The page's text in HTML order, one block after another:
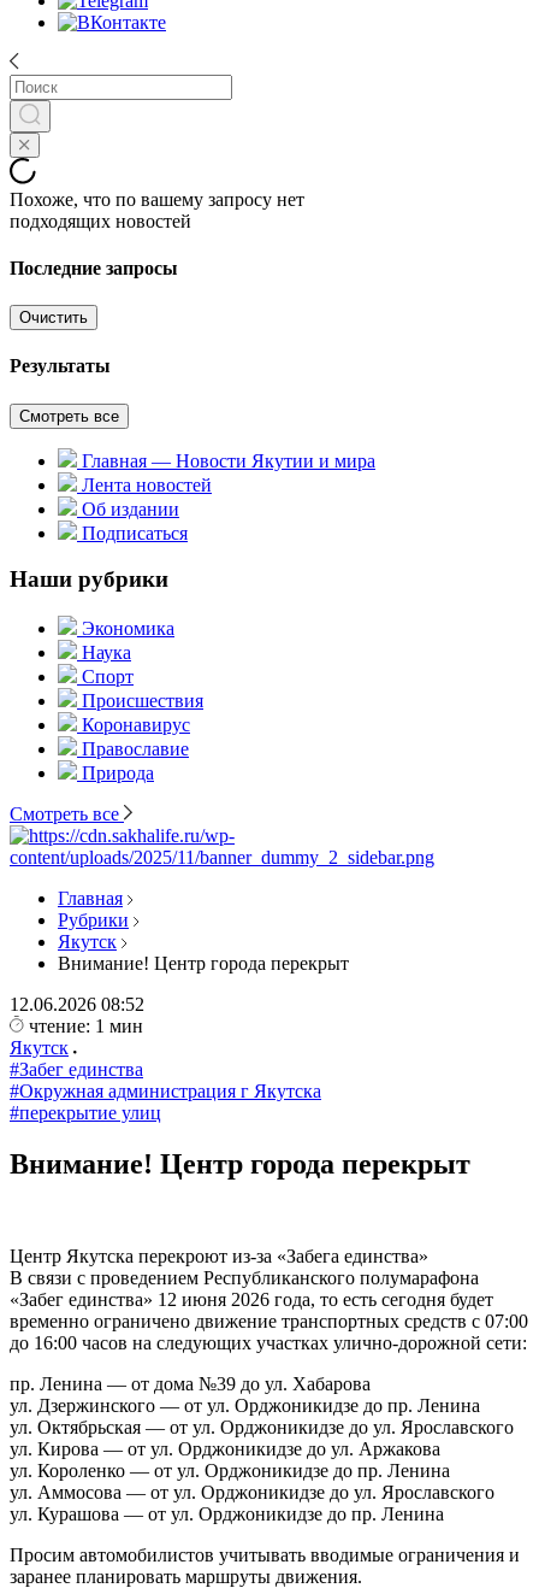
Похоже, что по вашему запросу нет
подходящих новостей
Последние запросы
Очистить
Результаты
Смотреть все
Главная — Новости Якутии и мира
Лента новостей
Об издании
Подписаться
Наши рубрики
Экономика
Наука
Спорт
Происшествия
Коронавирус
Православие
Природа
Смотреть все
Главная
Рубрики
Якутск
Внимание! Центр города перекрыт
12.06.2026 08:52
чтение: 1 мин
Якутск
#Забег единства
#Окружная администрация г Якутска
#перекрытие улиц
Внимание! Центр города перекрыт
Центр Якутска перекроют из-за «Забега единства»
В связи с проведением Республиканского полумарафона
«Забег единства» 12 июня 2026 года, то есть сегодня будет
временно ограничено движение транспортных средств с 07:00
до 16:00 часов на следующих участках улично-дорожной сети:
пр. Ленина — от дома №39 до ул. Хабарова
ул. Дзержинского — от ул. Орджоникидзе до пр. Ленина
ул. Октябрьская — от ул. Орджоникидзе до ул. Ярославского
ул. Кирова — от ул. Орджоникидзе до ул. Аржакова
ул. Короленко — от ул. Орджоникидзе до пр. Ленина
ул. Аммосова — от ул. Орджоникидзе до ул. Ярославского
ул. Курашова — от ул. Орджоникидзе до пр. Ленина
Просим автомобилистов учитывать вводимые ограничения и
заранее планировать маршруты движения.